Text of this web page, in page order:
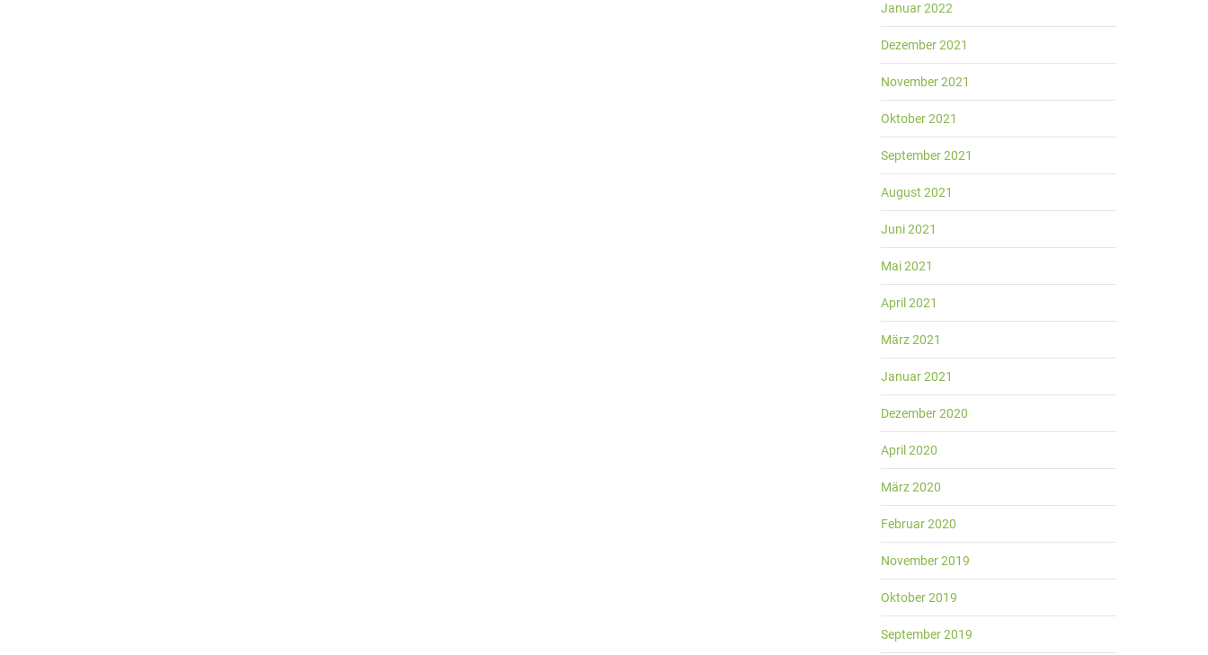
Januar 2022
Dezember 2021
November 2021
Oktober 2021
September 2021
August 2021
Juni 2021
Mai 2021
April 2021
März 2021
Januar 2021
Dezember 2020
April 2020
März 2020
Februar 2020
November 2019
Oktober 2019
September 2019